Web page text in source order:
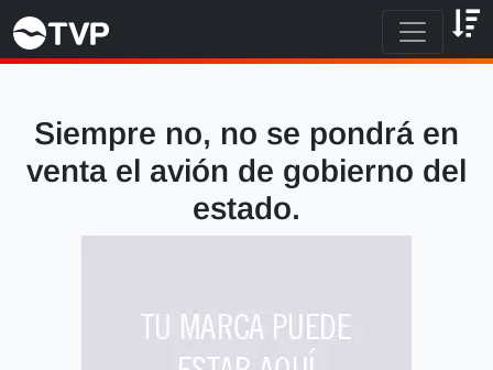
Siempre no, no se pondrá en
venta el avión de gobierno del
estado.